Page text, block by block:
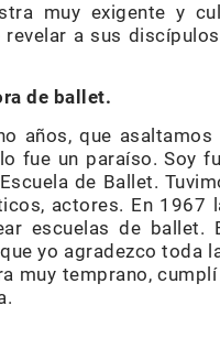
muy exigente y
a sus
de ballet.
años, que asaltamos
fue un paraíso. Soy
de Ballet.
actores. En 1967
escuelas de ballet.
yo agradezco toda
muy temprano,